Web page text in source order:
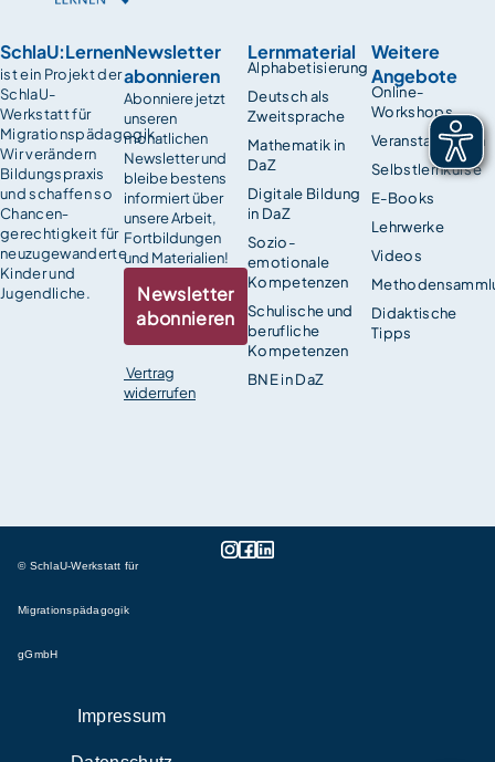
SchlaU:Lernen
ist ein Projekt der
SchlaU-
Werkstatt für
Migrationspädagogik.
Wir verändern
Bildungspraxis
und schaffen so
Chancen­
gerechtigkeit für
neuzugewanderte
Kinder und
Jugendliche.
Lernmaterial
Alphabetisierung
Deutsch als
Zweitsprache
Mathematik in
DaZ
Digitale Bildung
in DaZ
Sozio-
emotionale
Kompetenzen
Schulische und
berufliche
Kompetenzen
BNE in DaZ
Weitere
Angebote
Online-
Workshops
Veranstaltungen
Selbstlernkurse
E-Books
Lehrwerke
Videos
Didaktische
Tipps
Newsletter
abonnieren
Abonniere jetzt
unseren
monatlichen
Newsletter und
bleibe bestens
informiert über
unsere Arbeit,
Fortbildungen
und Materialien!
Newsletter
abonnieren
Vertrag
widerrufen
© SchlaU-Werkstatt für
Migrationspädagogik
gGmbH
Impressum